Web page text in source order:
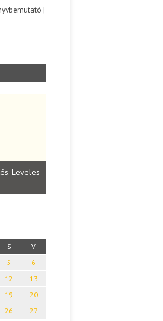
|
Leveles
S V
5
6
12
13
19
20
26
27